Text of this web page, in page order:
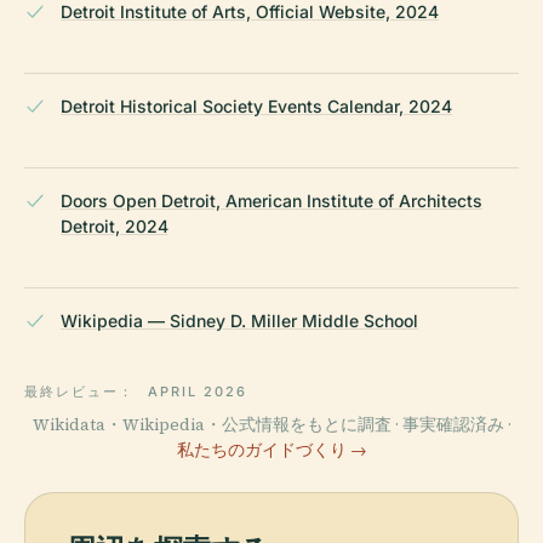
Detroit Institute of Arts, Official Website, 2024
Detroit Historical Society Events Calendar, 2024
Doors Open Detroit, American Institute of Architects
Detroit, 2024
Wikipedia — Sidney D. Miller Middle School
最終レビュー： APRIL 2026
Wikidata・Wikipedia・公式情報をもとに調査 · 事実確認済み ·
私たちのガイドづくり →